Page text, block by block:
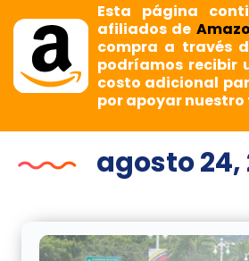
Esta página
afiliados de
compra a través
podríamos recibir
costo adicional
por apoyar
agosto 24,